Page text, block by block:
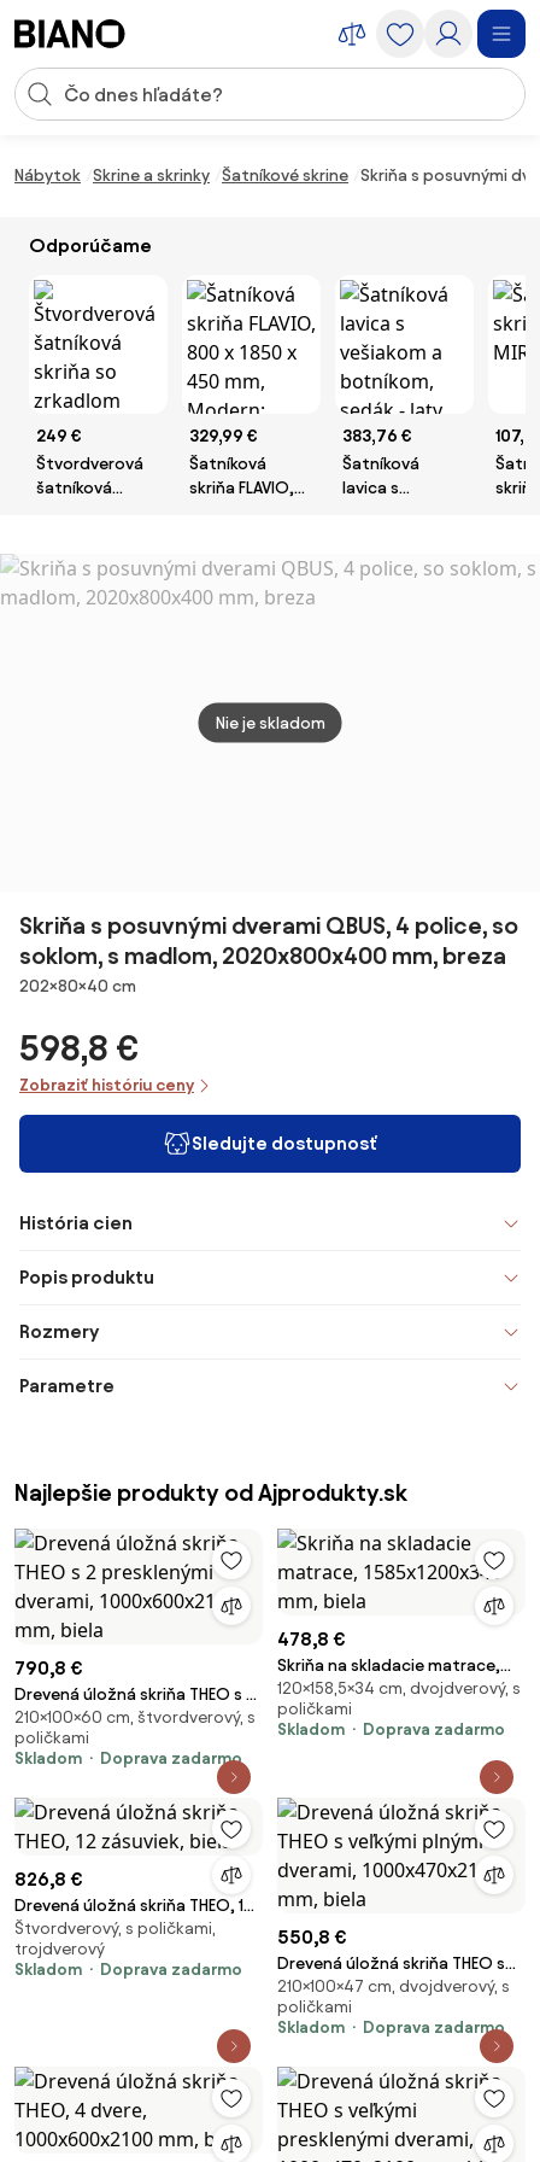
Vstup pre vyhľadávanie
Nábytok Skrine a skrinky Šatníkové skrine Skriňa s posuvnými
Odporúčame
249 €
Štvordverová
šatníková
Rivalda - dub
sonoma
329,99 €
Šatníková
skriňa FLAVIO,
Modern:
červený farba
383,76 €
Šatníková
lavica s
sedák - laty,
dĺžka 1500 mm,
skriňa
Nie je skladom
Skriňa s posuvnými dverami QBUS, 4 police, so
soklom, s madlom, 2020x800x400 mm, breza
Rozmery
202×80×40 cm
598,8 €
Zobraziť históriu ceny
Sledujte dostupnosť
História cien
Popis produktu
Rozmery
Parametre
Najlepšie produkty od Ajprodukty.sk
790,8 €
Drevená úložná skriňa THEO s 2
presklenými dverami,
1000x600x2100 mm, biela
210×100×60 cm, štvordverový, s
poličkami
Skladom
Doprava zadarmo
478,8 €
Skriňa na skladacie matrace,
1585x1200x340 mm, biela
120×158,5×34 cm, dvojdverový, s
poličkami
Skladom
Doprava zadarmo
826,8 €
Drevená úložná skriňa THEO, 12
zásuviek, biela
Štvordverový, s poličkami,
trojdverový
Skladom
Doprava zadarmo
550,8 €
Drevená úložná skriňa THEO s
veľkými plnými dverami,
1000x470x2100 mm, biela
210×100×47 cm, dvojdverový, s
poličkami
Skladom
Doprava zadarmo